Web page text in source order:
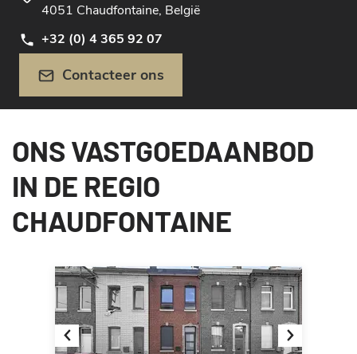
4051 Chaudfontaine, België
+32 (0) 4 365 92 07
Contacteer ons
ONS VASTGOEDAANBOD
IN DE REGIO
CHAUDFONTAINE
Previous Next